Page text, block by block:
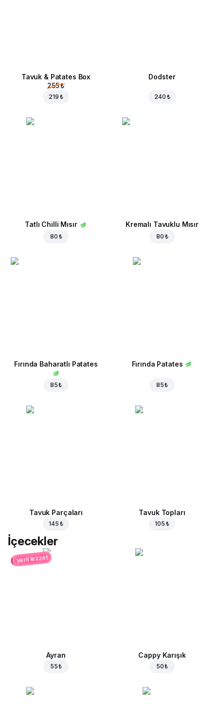
Tavuk & Patates Box
255 ₺
219 ₺
Dodster
240 ₺
Tatlı Chilli Mısır
80 ₺
Kremalı Tavuklu Mısır
80 ₺
Fırında Baharatlı Patates
85 ₺
Fırında Patates
85 ₺
Tavuk Parçaları
145 ₺
Tavuk Topları
105 ₺
İçecekler
yerli lezzet
Ayran
55 ₺
Cappy Karışık
50 ₺